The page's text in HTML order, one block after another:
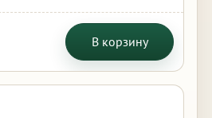
В корзину